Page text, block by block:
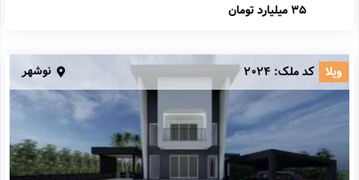
35 میلیارد تومان
ویلا کد ملک: 2024 نوشهر